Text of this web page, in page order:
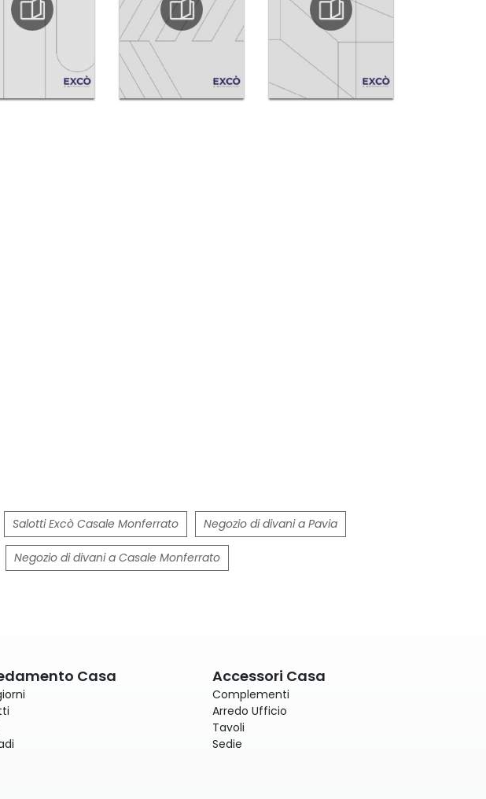
Salotti Excò Casale Monferrato Negozio di divani a Pavia
Negozio di divani a Casale Monferrato
Casa Accessori Casa
Complementi
Arredo Ufficio
Tavoli
Sedie